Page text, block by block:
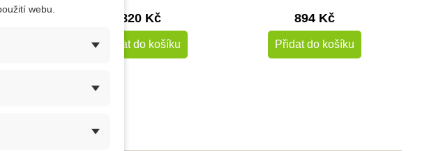
820 Kč
Přidat do košíku
894 Kč
Přidat do košíku
webu.